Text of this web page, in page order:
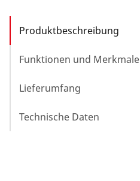
Produktbeschreibung
Funktionen und Merkmale
Lieferumfang
Technische Daten